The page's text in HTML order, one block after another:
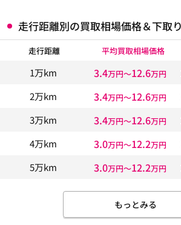
走行距離別の買取相場価格＆下取
走行距離 平均買取相場価格
1万km 3.4万円〜12.6万円
2万km 3.4万円〜12.6万円
3万km 3.4万円〜12.6万円
4万km 3.0万円〜12.2万円
5万km 3.0万円〜12.2万円
もっとみる